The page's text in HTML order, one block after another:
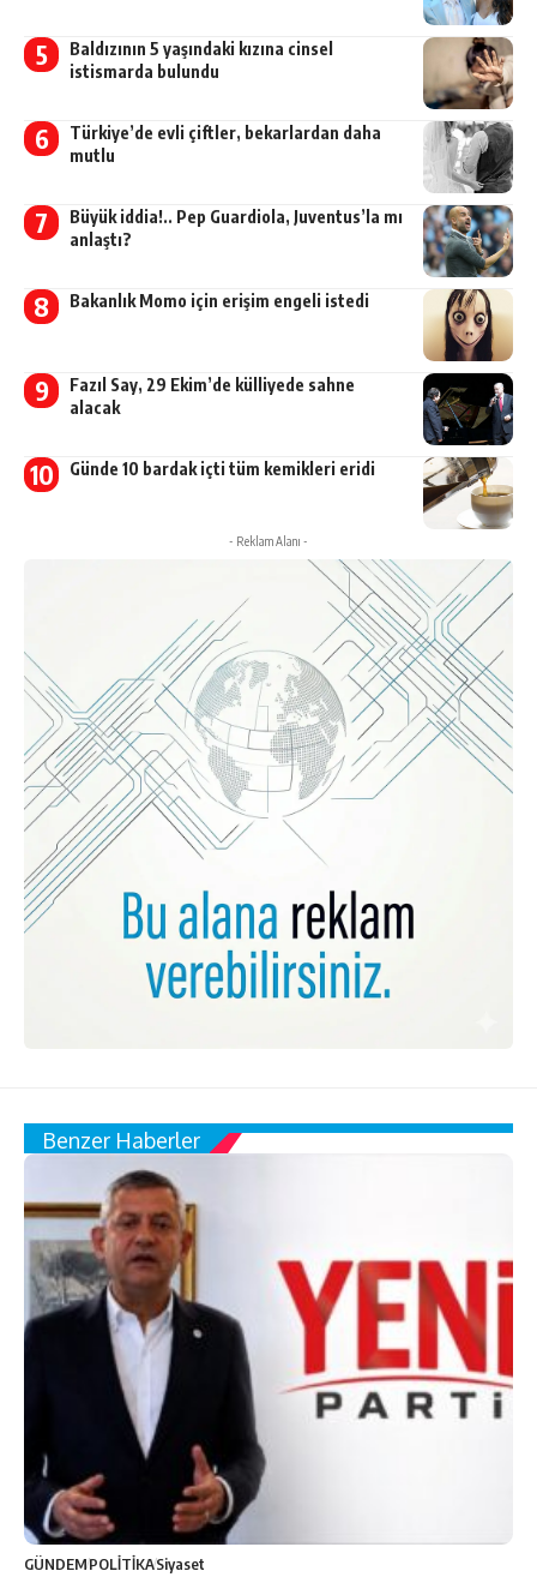
Baldızının 5 yaşındaki kızına cinsel
istismarda bulundu
Türkiye’de evli çiftler, bekarlardan daha
mutlu
Büyük iddia!.. Pep Guardiola, Juventus’la mı
anlaştı?
Bakanlık Momo için erişim engeli istedi
Fazıl Say, 29 Ekim’de külliyede sahne
alacak
Günde 10 bardak içti tüm kemikleri eridi
- Reklam Alanı -
Benzer Haberler
GÜNDEMPOLİTİKASiyaset